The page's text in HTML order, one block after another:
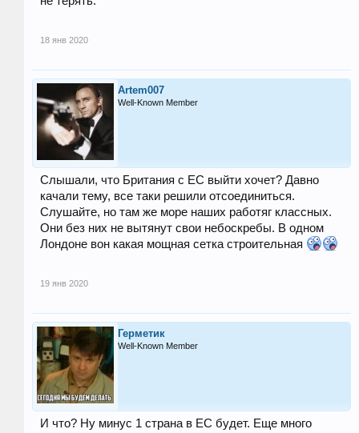
18 янв 2020
Artem007
Well-Known Member
Слышали, что Британия с ЕС выйти хочет? Давно
качали тему, все таки решили отсоединиться.
Слушайте, но там же море наших работяг классных.
Они без них не вытянут свои небоскребы. В одном
Лондоне вон какая мощная сетка строительная
19 янв 2020
Герметик
Well-Known Member
И что? Ну минус 1 страна в ЕС будет. Еще много